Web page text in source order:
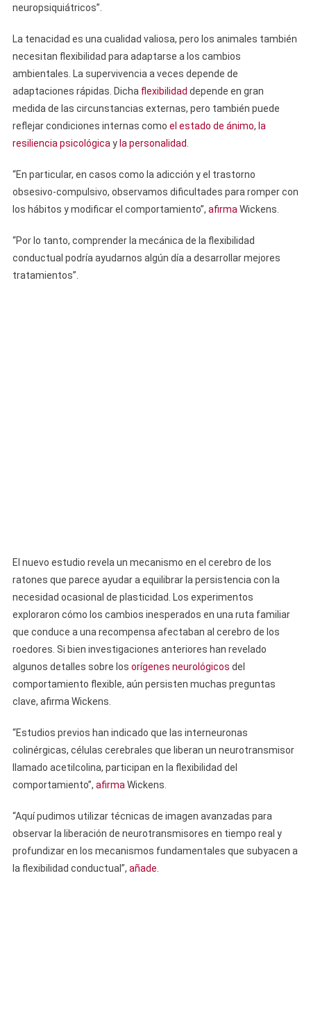
neuropsiquiátricos”.
La tenacidad es una cualidad valiosa, pero los animales también
necesitan flexibilidad para adaptarse a los cambios
ambientales. La supervivencia a veces depende de
adaptaciones rápidas. Dicha flexibilidad depende en gran
medida de las circunstancias externas, pero también puede
reflejar condiciones internas como el estado de ánimo, la
resiliencia psicológica y la personalidad
“En particular, en casos como la adicción y el trastorno
obsesivo-compulsivo, observamos dificultades para romper con
los hábitos y modificar el comportamiento”, afirma Wickens.
“Por lo tanto, comprender la mecánica de la flexibilidad
conductual podría ayudarnos algún día a desarrollar mejores
tratamientos”.
El nuevo estudio revela un mecanismo en el cerebro de los
ratones que parece ayudar a equilibrar la persistencia con la
necesidad ocasional de plasticidad. Los experimentos
exploraron cómo los cambios inesperados en una ruta familiar
que conduce a una recompensa afectaban al cerebro de los
roedores. Si bien investigaciones anteriores han revelado
algunos detalles sobre los orígenes neurológicos del
comportamiento flexible, aún persisten muchas preguntas
clave, afirma Wickens.
“Estudios previos han indicado que las interneuronas
colinérgicas, células cerebrales que liberan un neurotransmisor
llamado acetilcolina, participan en la flexibilidad del
comportamiento”, afirma Wickens.
“Aquí pudimos utilizar técnicas de imagen avanzadas para
observar la liberación de neurotransmisores en tiempo real y
profundizar en los mecanismos fundamentales que subyacen a
la flexibilidad conductual”, añade